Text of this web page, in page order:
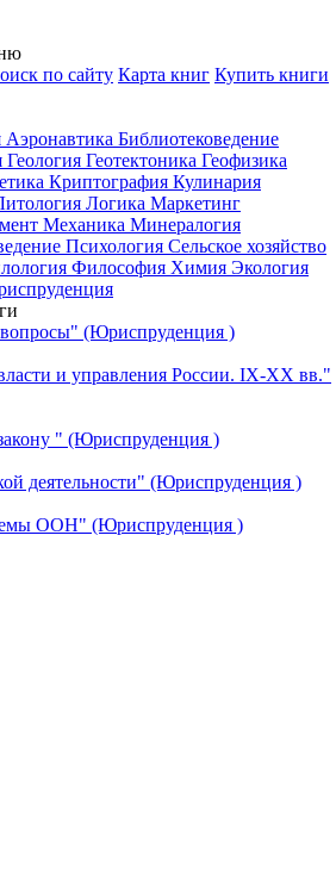
по сайту Карта книг Купить книги
Аэронавтика Библиотековедение
Геология Геотектоника Геофизика
Криптография Кулинария
Логика Маркетинг
Механика Минералогия
Психология Сельское хозяйство
Философия Химия Экология
(Юриспруденция )
и управления России. IХ-ХХ вв."
" (Юриспруденция )
деятельности" (Юриспруденция )
ООН" (Юриспруденция )